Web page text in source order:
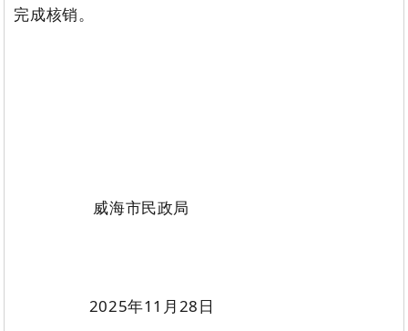
完成核销。
威海市民政局
2025年11 月28日